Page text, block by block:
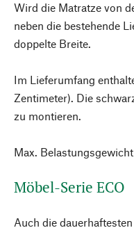
Wird die Matratze von
neben die bestehende
doppelte Breite.
Im Lieferumfang
Zentimeter). Die
zu montieren.
Max.
Möbel-Serie ECO
Auch die